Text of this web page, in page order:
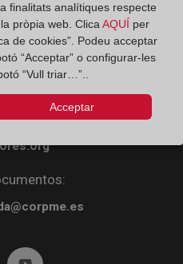
Madrid
finalitats analítiques respecte
pròpia web. ClicaAQUÍ per
de cookies”. Podeu acceptar
“Acceptar” o configurar-les
“Vull triar…”..
Acceptar